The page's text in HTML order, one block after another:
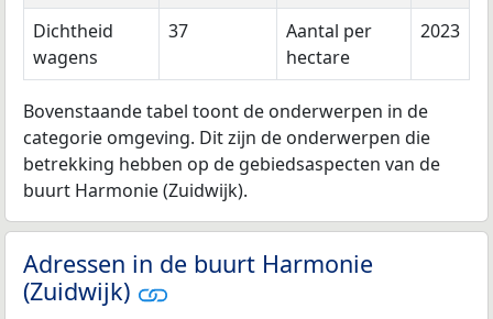
Dichtheid
wagens
37
Aantal per
hectare
2023
Bovenstaande tabel toont de onderwerpen in de
categorie omgeving. Dit zijn de onderwerpen die
betrekking hebben op de gebiedsaspecten van de
buurt Harmonie (Zuidwijk).
Adressen in de buurt Harmonie
(Zuidwijk)